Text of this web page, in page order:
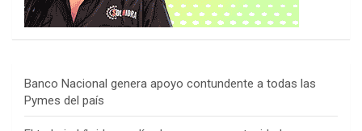
Banco Nacional genera apoyo contundente a todas las
Pymes del país